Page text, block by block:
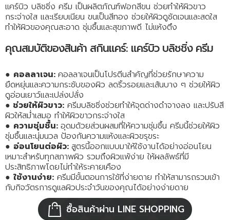
แคร์บิว บลิชชิ่ง ครีม เป็นผลิตภัณฑ์ฟอกสีขน ช่วยทำให้ผิวขาว
กระจ่างใส และเรียบเนียน ขนเป็นสีทอง ช่วยให้ผิวดูชัดเจนและสดใส
ทำให้ผิวของคุณสะอาด ชุ่มชื้นและสุขภาพดี ไม่แห้งตึง
คุณสมบัติของสินค้า สกินแคร์: แคร์บิว บลิชชิ่ง ครีม
● คอลลาเจน: คอลลาเจนเป็นโปรตีนสำคัญที่ช่วยรักษาความ
ยืดหยุ่นและความกระชับของผิว ลดริ้วรอยและเส้นบาง ๆ ช่วยให้ผิว
ดูอ่อนเยาว์และเปล่งปลั่ง
● ช่วยให้ผิวขาว: ครีมบลิชชิ่งช่วยทำให้จุดด่างดำจางลง และปรับสี
ผิวให้สม่ำเสมอ ทำให้ผิวขาวกระจ่างใส
● ความชุ่มชื้น: อุดมด้วยส่วนผสมที่ให้ความชุ่มชื้น ครีมนี้ช่วยให้ผิว
ชุ่มชื้นและนุ่มนวล ป้องกันความแห้งและผิวขรุขระ
● อ่อนโยนต่อผิว: สูตรนี้ออกแบบมาให้ใช้งานได้อย่างอ่อนโยน
เหมาะสำหรับทุกสภาพผิว รวมถึงผิวแพ้ง่าย ให้ผลลัพธ์ที่มี
ประสิทธิภาพโดยไม่ทำให้ระคายเคือง
● ใช้งานง่าย: ครีมมีขั้นตอนการใช้ที่ง่ายดาย ทำให้สามารถรวมเข้า
กับกิจวัตรการดูแลผิวประจำวันของคุณได้อย่างง่ายดาย
ซื้อสินค้าผ่าน LINE SHOPPING